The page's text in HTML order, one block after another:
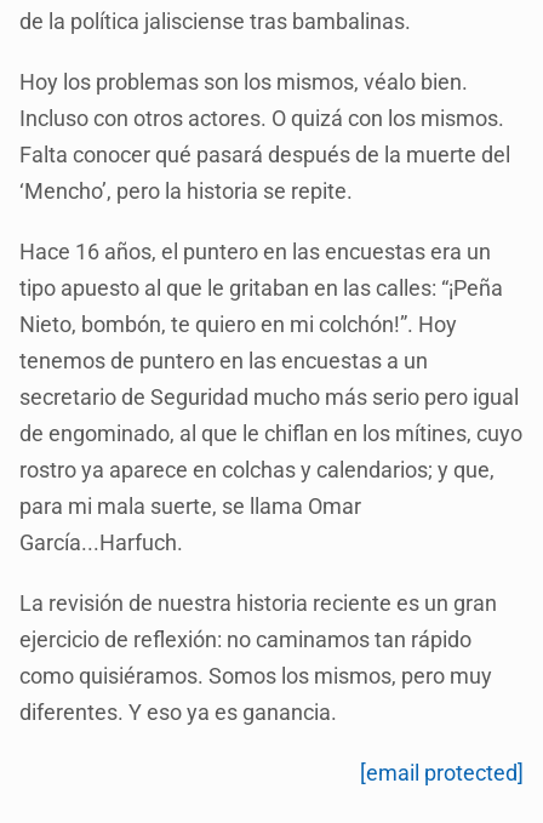
de la política jalisciense tras bambalinas.
Hoy los problemas son los mismos, véalo bien.
Incluso con otros actores. O quizá con los mismos.
Falta conocer qué pasará después de la muerte del
‘Mencho’, pero la historia se repite.
Hace 16 años, el puntero en las encuestas era un
tipo apuesto al que le gritaban en las calles: “¡Peña
Nieto, bombón, te quiero en mi colchón!”. Hoy
tenemos de puntero en las encuestas a un
secretario de Seguridad mucho más serio pero igual
de engominado, al que le chiflan en los mítines, cuyo
rostro ya aparece en colchas y calendarios; y que,
para mi mala suerte, se llama Omar
García...Harfuch.
La revisión de nuestra historia reciente es un gran
ejercicio de reflexión: no caminamos tan rápido
como quisiéramos. Somos los mismos, pero muy
diferentes. Y eso ya es ganancia.
[email protected]